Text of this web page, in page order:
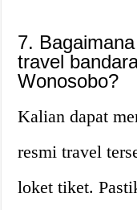
7.
travel
Wonosobo?
Kalian dapat
resmi travel
loket tiket.